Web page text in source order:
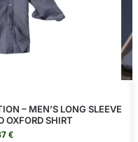
– MEN’S LONG SLEEVE
OXFORD SHIRT
€